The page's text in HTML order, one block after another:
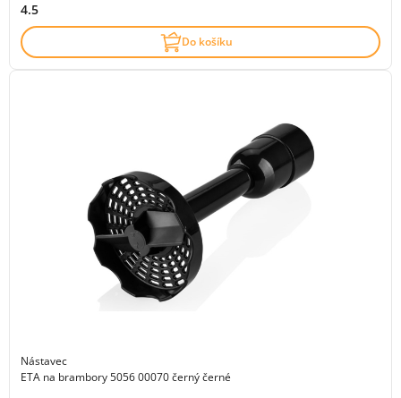
4.5
Do košíku
Nástavec
ETA na brambory 5056 00070 černý černé